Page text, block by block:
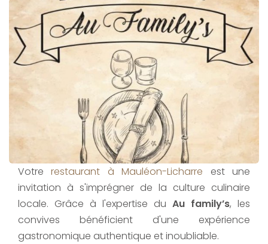
Votrerestaurant à Mauléon-Licharre est une
invitation à s'imprégner de la culture culinaire
locale. Grâce à l'expertise du Au family’s, les
convives bénéficient d'une expérience
gastronomique authentique et inoubliable.